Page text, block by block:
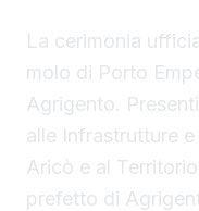
La cerimonia
molo di Porto
Agrigento.
alle Infrastrutture
Aricò e al
prefetto di